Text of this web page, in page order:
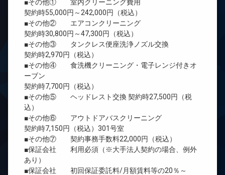
■その他① 室内クリーニング費用
契約時55,000円～242,000円（税込）
■その他② エアコンクリーニング
契約時30,800円～47,300円（税込）
■その他③ タンクレス便座洗浄ノズル交換
契約時2,970円（税込）
■その他④ 食洗機クリーニング・電子レンジ付きオ
ーブン
契約時7,700円（税込）
■その他⑤ ヘッドレスト交換 契約時27,500円（税
込）
■その他⑥ アウトドアバスクリーニング
契約時7,150円（税込）301号室
■その他⑦ 契約事務手数料22,000円（税込）
■保証会社 利用必須（※大手法人契約の場合、例外
あり）
■保証会社 初回保証委託料/月額賃料等の20％～